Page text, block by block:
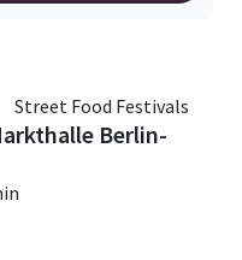
Street Food Festivals
Berlin-